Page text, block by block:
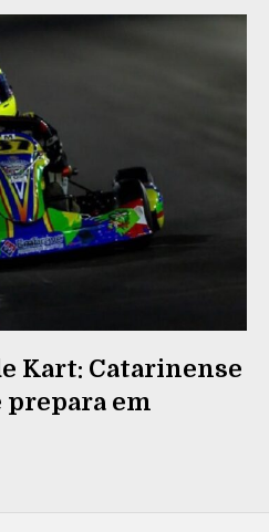
Kart: Catarinense
prepara em